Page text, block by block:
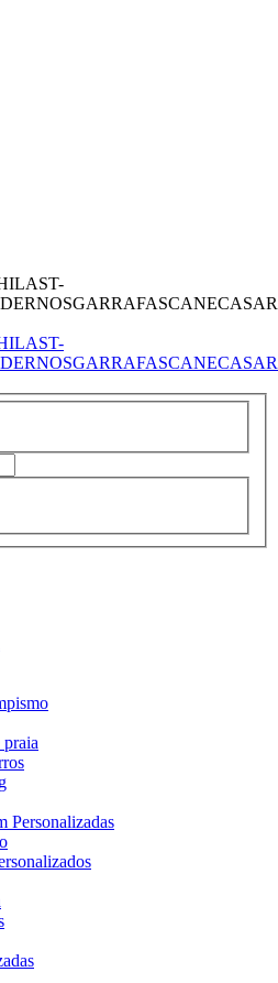
T-
GARRAFASCANECASAR
T-
GARRAFASCANECASAR
praia
Personalizadas